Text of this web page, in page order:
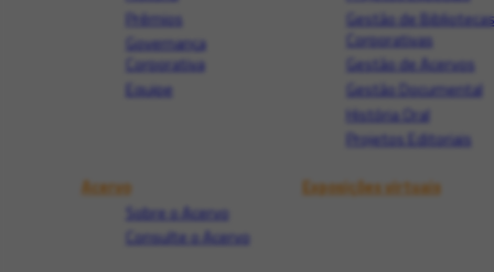
Prêmios
Governança
Corporativa
Equipe
Gestão de Bibliotecas
Corporativas
Gestão de Acervos
Gestão Documental
História Oral
Projetos Editoriais
Acervo
Sobre o Acervo
Consulte o Acervo
Exposições virtuais